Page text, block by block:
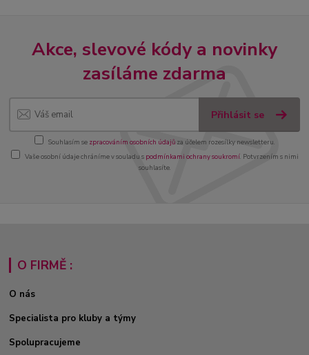
Akce, slevové kódy a novinky
zasíláme zdarma
Přihlásit se
Souhlasím se zpracováním osobních údajůza účelem rozesílky newsletteru.
Vaše osobní údaje chráníme v souladu s podmínkami ochrany soukromí. Potvrzením s nimi
souhlasíte.
O FIRMĚ :
O nás
Specialista pro kluby a týmy
Spolupracujeme